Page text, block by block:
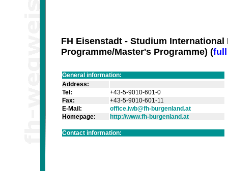
FH Eisenstadt - Studium
Programme/Master's Programme) (full
General information:
Address:
Tel:
+43-5-9010-601-0
Fax:
+43-5-9010-601-11
E-Mail:
office.iwb@fh-burgenland.at
Homepage:
http://www.fh-burgenland.at
Contact information: